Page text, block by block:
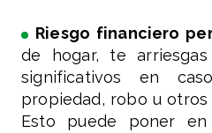
Riesgo financiero
de hogar, te
significativos en
propiedad, robo u
Esto puede poner